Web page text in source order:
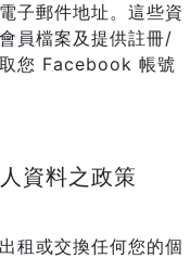
子郵件地址。這些資
員檔案及提供註冊/
您 Facebook 帳號
資料之政策
租或交換任何您的個